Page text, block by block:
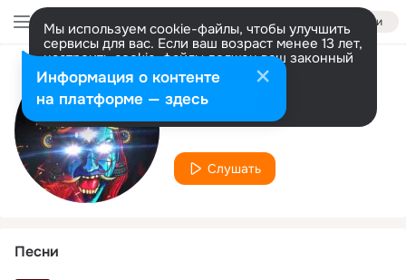
Войти
Мы используем cookie-файлы, чтобы улучшить
сервисы для вас. Если ваш возраст менее 13 лет,
настроить cookie-файлы должен ваш законный
представитель. Больше информации
Разрешить все Настроить
Исполнитель
Vinaux
Слушать
Песни
Информация о контенте
на платформе — здесь